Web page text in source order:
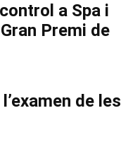
a Spa i
Premi de
de les